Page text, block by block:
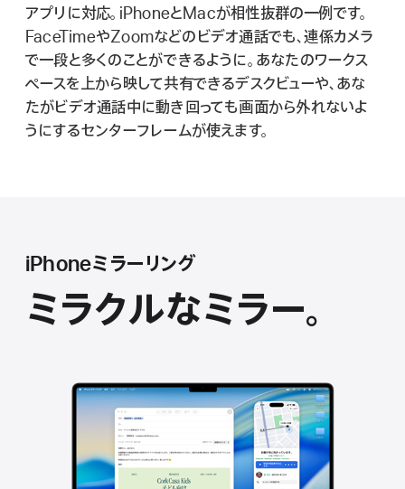
アプリに対応。iPhoneとMacが相性抜群の一例です。
FaceTimeやZoomなどのビデオ通話でも、連係カメラ
で一段と多くのことができるように。あなたのワークス
ペースを上から映して共有できるデスクビューや、あな
たがビデオ通話中に動き回っても画面から外れないよ
うにするセンターフレームが使えま す 。
iPhone ミ ラ ー リ ン グ
ミラクルなミ ラ ー 。